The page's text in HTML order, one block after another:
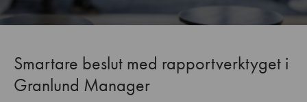
Smartare beslut med rapportverktyget i
Granlund Manager